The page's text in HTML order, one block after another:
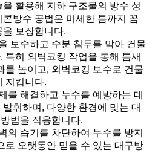
활용해 지하 구조물의 방수 성
방수 공법은 미세한 틈까지 꼼
보장합니다.
보수하고 수분 침투를 막아 건물
특히 외벽코킹 작업을 통해 틈새
를 높이고, 외벽코킹 보수로 건물
지킵니다.
를 해결하고 누수를 예방하는 데
휘하며, 다양한 환경에 맞는 대
법을 적용합니다.
의 습기를 차단하여 누수를 방지
로 오랫동안 믿을 수 있는 대구방